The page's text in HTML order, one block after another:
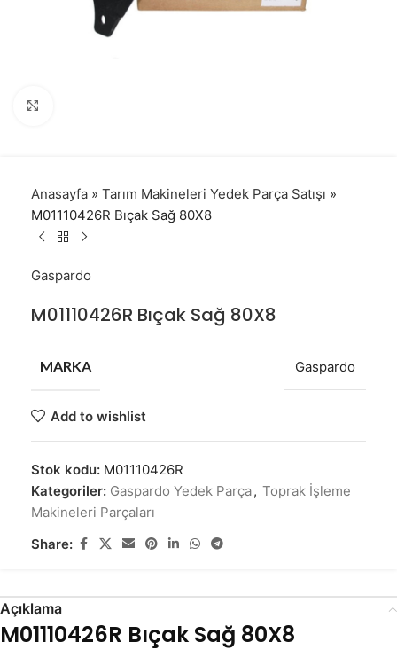
Anasayfa » Tarım Makineleri Yedek Parça Satışı »
M01110426R Bıçak Sağ 80X8
Gaspardo
M01110426R Bıçak Sağ 80X8
MARKA Gaspardo
Add to wishlist
Stok kodu: M01110426R
Kategoriler: Gaspardo Yedek Parça, Toprak İşleme
Makineleri Parçaları
Share:
Açıklama
M01110426R Bıçak Sağ 80X8